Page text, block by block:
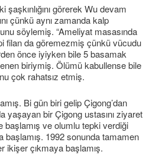
şaşkınlığını görerek Wu devam
çünkü aynı zamanda kalp
söylemiş. “Ameliyat masasında
filan da göremezmiş çünkü vücudu
önce iyiyken bile 5 basamak
biriymiş. Ölümü kabullense bile
çok rahatsız etmiş.
Bi gün biri gelip Çigong’dan
yaşayan bir Çigong ustasını ziyaret
ve olumlu tepki verdiği
başlamış. 1992 sonunda tamamen
ikişer çıkmaya başlamış.